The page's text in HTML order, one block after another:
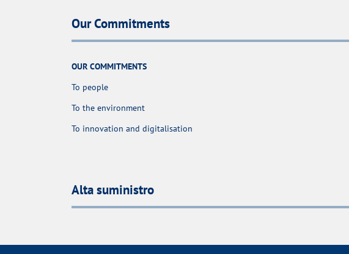
Our Commitments
OUR COMMITMENTS
To people
To the environment
To innovation and digitalisation
Alta suministro